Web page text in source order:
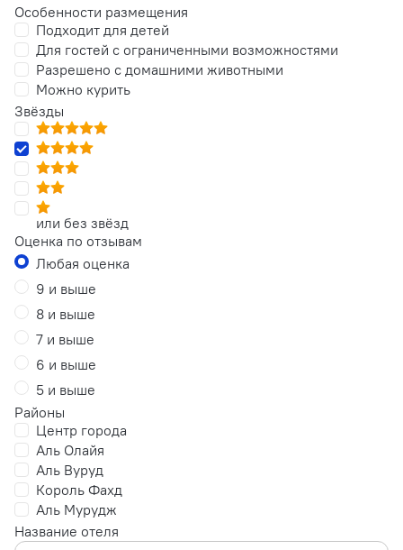
Особенности размещения
Подходит для детей
Для гостей с ограниченными возможностями
Разрешено с домашними животными
Можно курить
Звёзды
или без звёзд
Оценка по отзывам
Любая оценка
9 и выше
8 и выше
7 и выше
6 и выше
5 и выше
Районы
Центр города
Аль Олайя
Аль Вуруд
Король Фахд
Аль Мурудж
Название отеля